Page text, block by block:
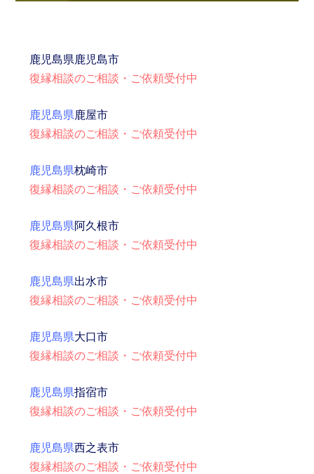
鹿児島県鹿児島市
復縁相談のご相談・ご依頼受付中
鹿児島県鹿屋市
復縁相談のご相談・ご依頼受付中
鹿児島県枕崎市
復縁相談のご相談・ご依頼受付中
鹿児島県阿久根市
復縁相談のご相談・ご依頼受付中
鹿児島県出水市
復縁相談のご相談・ご依頼受付中
鹿児島県大口市
復縁相談のご相談・ご依頼受付中
鹿児島県指宿市
復縁相談のご相談・ご依頼受付中
鹿児島県西之表市
復縁相談のご相談・ご依頼受付中